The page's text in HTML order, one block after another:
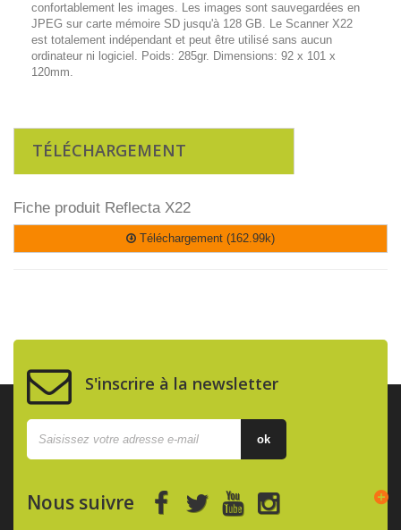
confortablement les images. Les images sont sauvegardées en
JPEG sur carte mémoire SD jusqu'à 128 GB. Le Scanner X22
est totalement indépendant et peut être utilisé sans aucun
ordinateur ni logiciel. Poids: 285gr. Dimensions: 92 x 101 x
120mm.
TÉLÉCHARGEMENT
Fiche produit Reflecta X22
Téléchargement (162.99k)
S'inscrire à la newsletter
ok
Nous suivre